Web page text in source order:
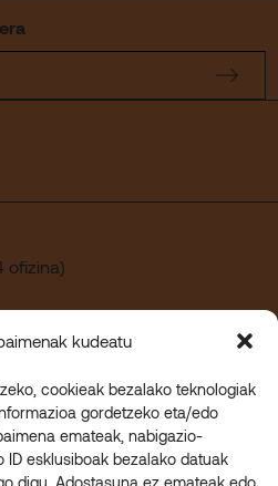
kudeatu
cookieak bezalako teknologiak
gordetzeko eta/edo
emateak, nabigazio-
esklusiboak bezalako datuak
digu. Adostasuna ez emateak edo
ofizina)